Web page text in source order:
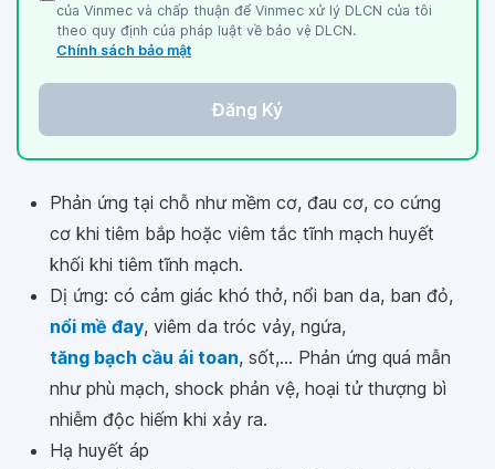
của Vinmec và chấp thuận để Vinmec xử lý DLCN của tôi
theo quy định của pháp luật về bảo vệ DLCN.
Chính sách bảo mật
Đăng Ký
Phản ứng tại chỗ như mềm cơ, đau cơ, co cứng
cơ khi tiêm bắp hoặc viêm tắc tĩnh mạch huyết
khối khi tiêm tĩnh mạch.
Dị ứng: có cảm giác khó thở, nổi ban da, ban đỏ,
nổi mề đay, viêm da tróc vảy, ngứa,
tăng bạch cầu ái toan, sốt,... Phản ứng quá mẫn
như phù mạch, shock phản vệ, hoại tử thượng bì
nhiễm độc hiếm khi xảy ra.
Hạ huyết áp